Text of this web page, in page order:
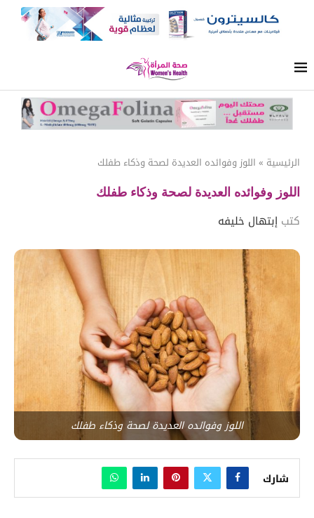
الرئيسية » اللوز وفوائده العديدة لصحة وذكاء طفلك
اللوز وفوائده العديدة لصحة وذكاء طفلك
كتب إبتهال خليفه
اللوز وفوائده العديدة لصحة وذكاء طفلك
شارك